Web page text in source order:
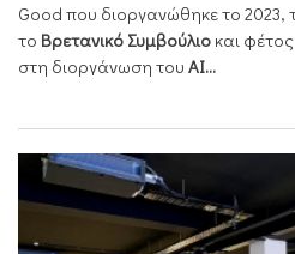
Good που διοργανώθηκε το 2023,
το Βρετανικό Συμβούλιο και
στη διοργάνωση του AI...